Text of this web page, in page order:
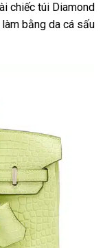
chiếc túi Diamond
bằng da cá sấu